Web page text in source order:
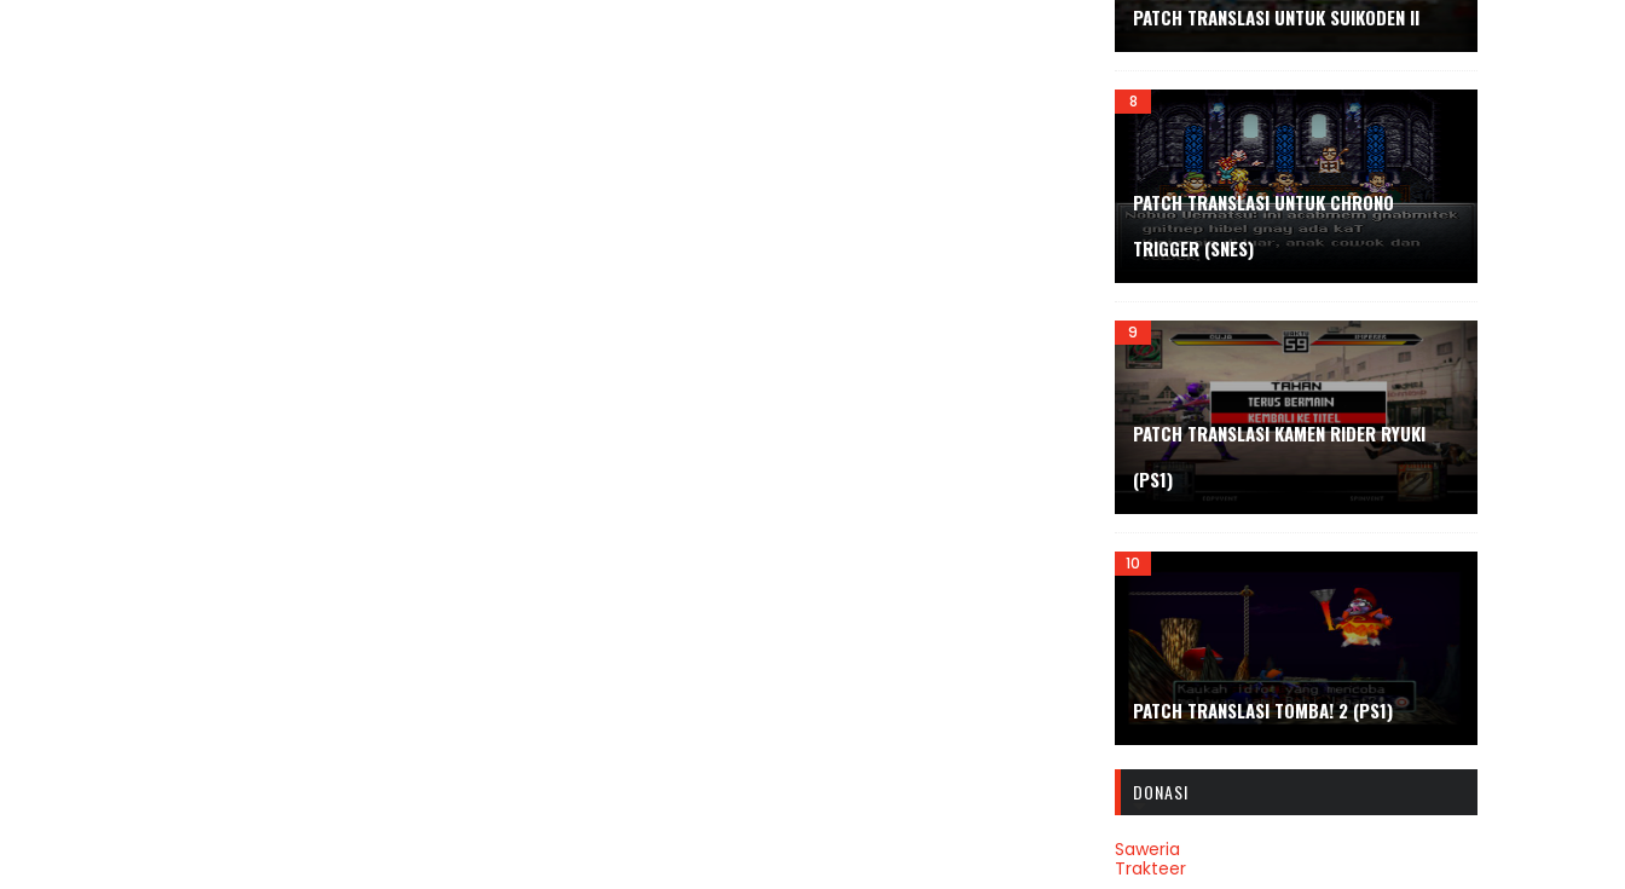
PATCH TRANSLASI UNTUK SUIKODEN II
PATCH TRANSLASI UNTUK CHRONO
TRIGGER (SNES)
PATCH TRANSLASI KAMEN RIDER RYUKI
(PS1)
PATCH TRANSLASI TOMBA! 2 (PS1)
DONASI
Saweria
Trakteer